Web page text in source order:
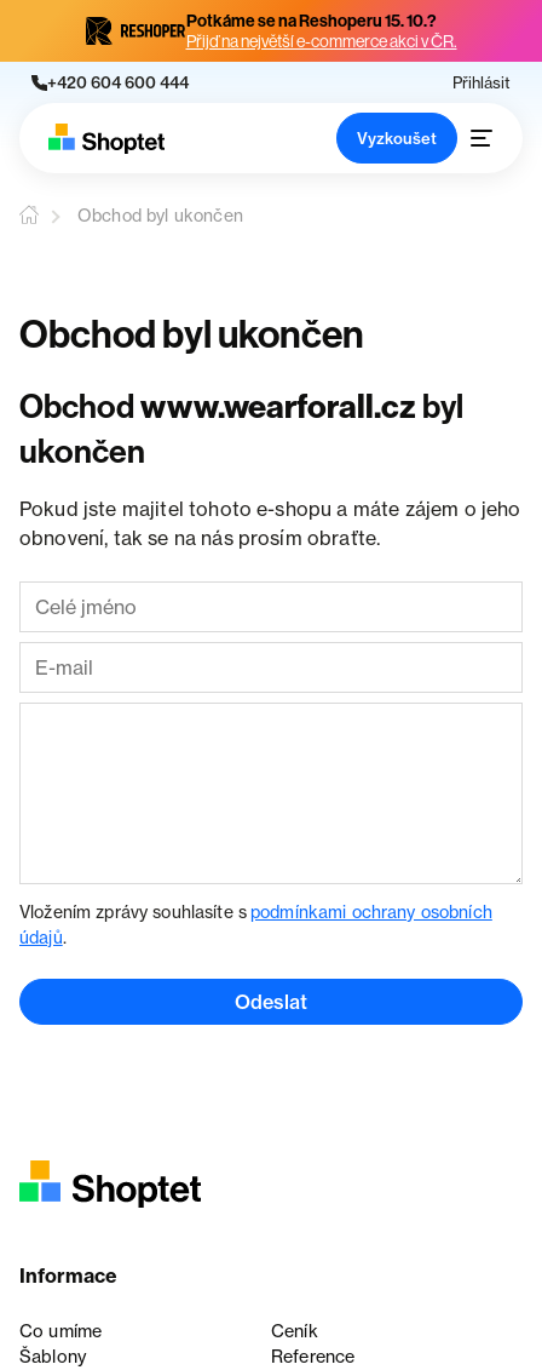
Potkáme se na Reshoperu 15. 10.?
Přijď na největší e-commerce akci v ČR.
+420 604 600 444 Přihlásit
Vyzkoušet
Obchod byl ukončen
Obchod byl ukončen
Obchodwww.wearforall.cz byl
ukončen
Pokud jste majitel tohoto e-shopu a máte zájem o jeho
obnovení, tak se na nás prosím obraťte.
Vložením zprávy souhlasíte spodmínkami ochrany osobních
údajů.
Odeslat
Informace
Co umíme
Ceník
Šablony
Reference